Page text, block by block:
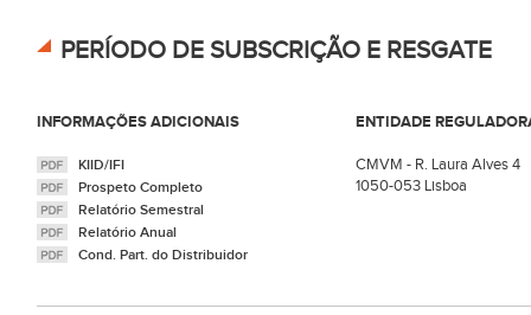
PERÍODO DE SUBSCRIÇÃO E RESGATE
INFORMAÇÕES ADICIONAIS ENTIDADE
KIID/IFI
Prospeto Completo
Relatório Semestral
Relatório Anual
Cond. Part. do Distribuidor
CMVM - R. Laura Alves 4
1050-053 Lisboa